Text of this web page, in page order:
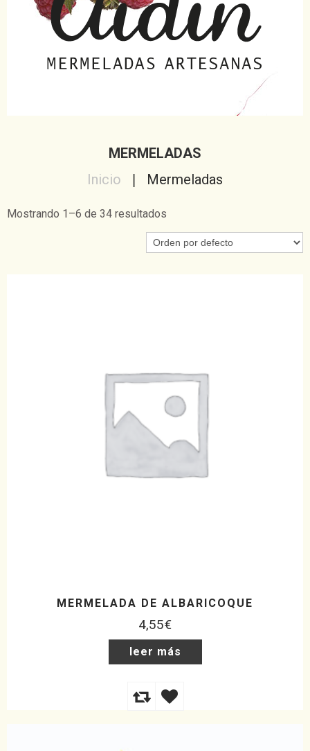
MERMELADAS
Inicio
Mermeladas
Mostrando 1–6 de 34 resultados
MERMELADA DE ALBARICOQUE
4,55€
leer más